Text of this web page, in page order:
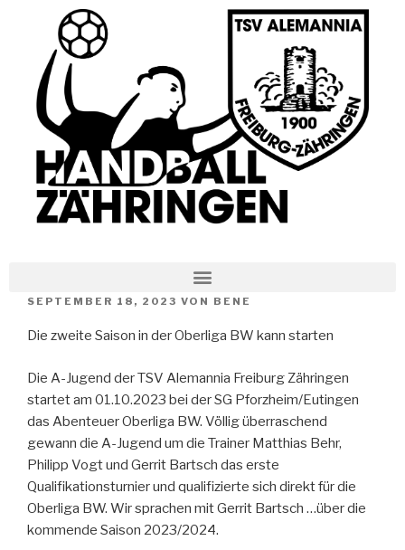
SEPTEMBER 18, 2023 VON BENE
Die zweite Saison in der Oberliga BW kann starten
Die A-Jugend der TSV Alemannia Freiburg Zähringen
startet am 01.10.2023 bei der SG Pforzheim/Eutingen
das Abenteuer Oberliga BW. Völlig überraschend
gewann die A-Jugend um die Trainer Matthias Behr,
Philipp Vogt und Gerrit Bartsch das erste
Qualifikationsturnier und qualifizierte sich direkt für die
Oberliga BW. Wir sprachen mit Gerrit Bartsch …über die
kommende Saison 2023/2024.